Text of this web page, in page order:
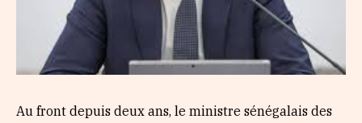
Au front depuis deux ans, le ministre sénégalais des